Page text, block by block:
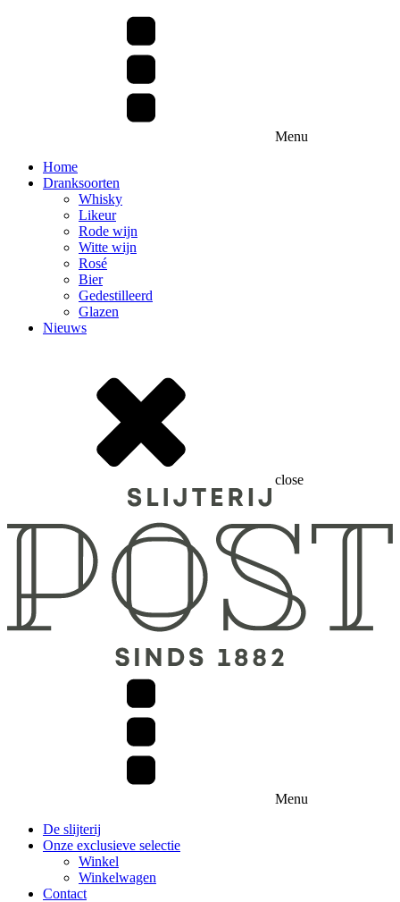
Menu
Home
Dranksoorten
Whisky
Likeur
Rode wijn
Witte wijn
Rosé
Bier
Gedestilleerd
Glazen
Nieuws
close
Menu
De slijterij
Onze exclusieve selectie
Winkel
Winkelwagen
Contact